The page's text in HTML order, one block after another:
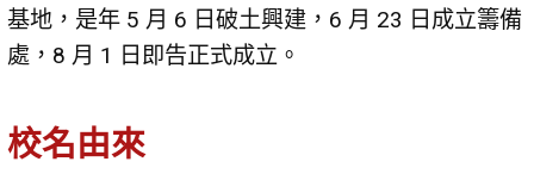
基地，是年 5 月 6 日破土興建，6 月 23 日成立籌備
處，8 月 1 日即告正式成立。
校名由來